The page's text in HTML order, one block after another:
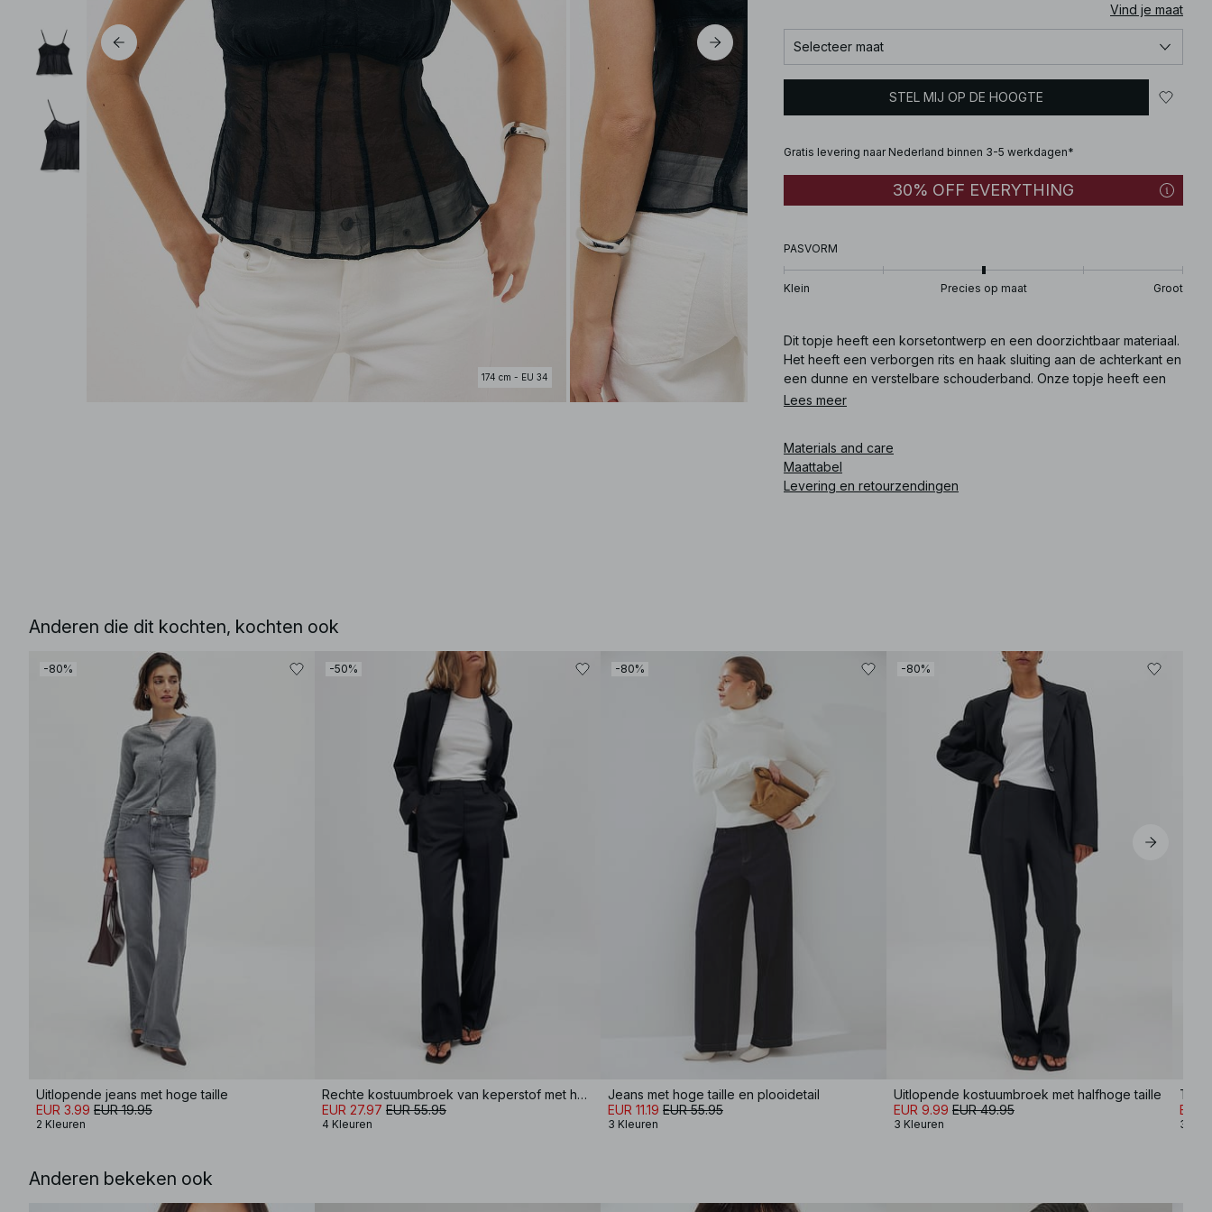
174 cm - EU 34
Vind je maat
Selecteer maat
STEL MIJ OP DE HOOGTE
Gratis levering naar Nederland binnen 3-5 werkdagen*
30% OFF EVERYTHING
PASVORM
Klein Precies op maat Groot
Dit topje heeft een korsetontwerp en een doorzichtbaar materiaal.
Het heeft een verborgen rits en haak sluiting aan de achterkant en
een dunne en verstelbare schouderband. Onze topje heeft een
hartvormige hals.
Lees meer
Materials and care
Maattabel
Levering en retourzendingen
Anderen die dit kochten, kochten ook
-80%
Uitlopende jeans met hoge taille
EUR 3.99 EUR 19.95
2 Kleuren
-50%
Rechte kostuumbroek van keperstof met halfhoge taille
EUR 27.97 EUR 55.95
4 Kleuren
-80%
Jeans met hoge taille en plooidetail
EUR 11.19 EUR 55.95
3 Kleuren
-80%
Uitlopende kostuumbroek met halfhoge taille
EUR 9.99 EUR 49.95
3 Kleuren
EUR
3
Anderen bekeken ook